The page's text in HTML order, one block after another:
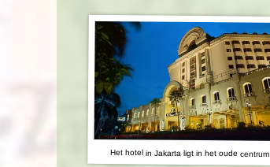
Het hotel in Jakarta ligt in het oude centrum